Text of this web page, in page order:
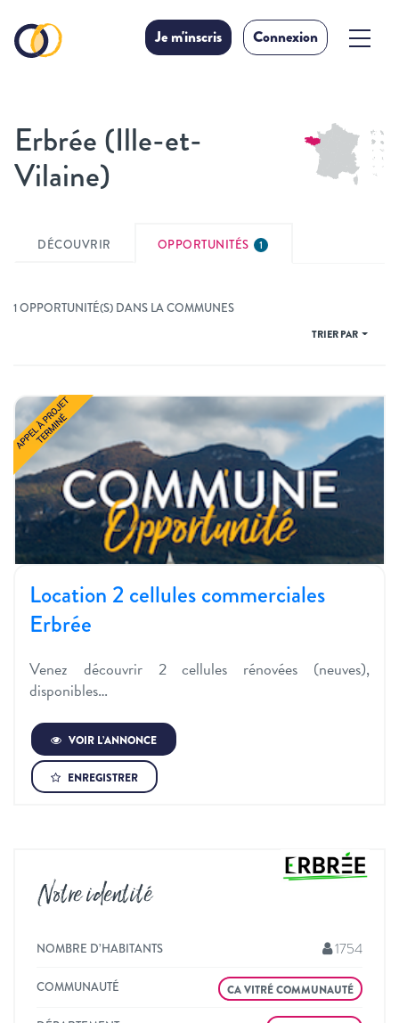
Je m'inscris Connexion
Erbrée (Ille-et-
Vilaine)
DÉCOUVRIR OPPORTUNITÉS 1
1 OPPORTUNITÉ(S) DANS LA COMMUNES
TRIER PAR
Location 2 cellules commerciales
Erbrée
Venez découvrir 2 cellules rénovées (neuves),
disponibles…
VOIR L’ANNONCE
ENREGISTRER
Notre identité
NOMBRE D’HABITANTS 1754
COMMUNAUTÉ CA VITRÉ COMMUNAUTÉ